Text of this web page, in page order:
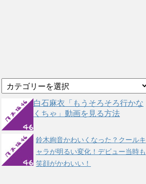
テ
ー
白石麻衣「もうそろそろ行かな
くちゃ」動画を見る方法
鈴木絢音かわいくなった？クールキ
ャラが明るい変化！デビュー当時も
笑顔がかわいい！